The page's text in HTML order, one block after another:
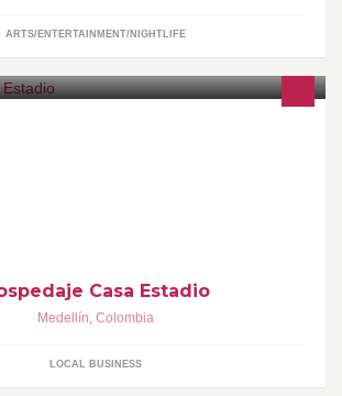
ARTS/ENTERTAINMENT/NIGHTLIFE
Casa Estadio
Medellín, Colombia
LOCAL BUSINESS